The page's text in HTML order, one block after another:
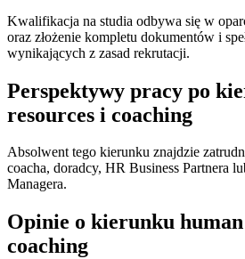
Kwalifikacja na studia odbywa się w
oraz złożenie kompletu dokumentów i
wynikających z zasad rekrutacji.
Perspektywy pracy po
resources i coaching
Absolwent tego kierunku znajdzie
coacha, doradcy, HR Business Partnera
Managera.
Opinie o kierunku
coaching